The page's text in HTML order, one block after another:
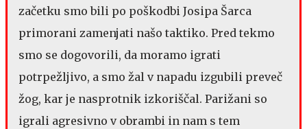
začetku smo bili po poškodbi Josipa Šarca
primorani zamenjati našo taktiko. Pred tekmo
smo se dogovorili, da moramo igrati
potrpežljivo, a smo žal v napadu izgubili preveč
žog, kar je nasprotnik izkoriščal. Parižani so
igrali agresivno v obrambi in nam s tem